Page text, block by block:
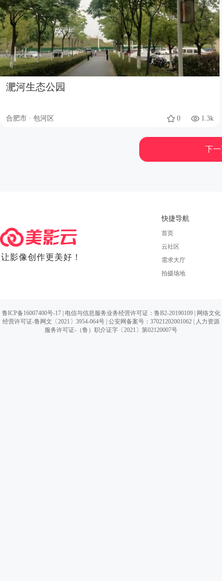
淝河生态公园
合肥市 · 包河区 0 1.3k
下
让影像创作更美好！
快捷导航
首页
云社区
需求大厅
拍摄场地
鲁ICP备16007400号-17| 电信与信息服务业务经营许可证：鲁B2-20190109 |
网络文化
经营许可证-鲁网文〔2021〕3954-064号 公安网备案号：37021202001062 | 人力资源
服务许可证-（鲁）职介证字〔2021〕第02120007号